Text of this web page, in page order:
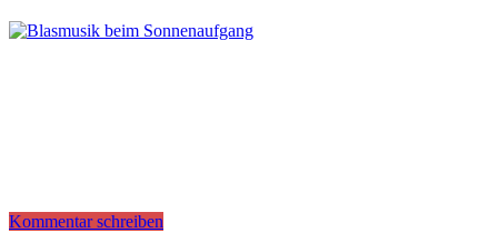
Kommentar schreiben